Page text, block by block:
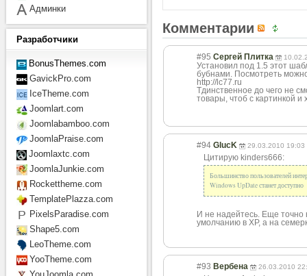
Комментарии
#95 Сергей Плитка
Установил под 1.5 этот
бубнами. Посмотреть
http://lc77.ru
Tдинственное до чего не
товары, чтоб с картинкой и
#94 GlucK 29.03.2010 19:03
Цитирую kinders666:
Большинство пользователей
Windows UpDate станет доступно
И не надейтесь. Еще точно
умолчанию в ХР, а на
#93 Вербена 26.03.2010
Админки
Разработчики
BonusThemes.com
GavickPro.com
IceTheme.com
Joomlart.com
Joomlabamboo.com
JoomlaPraise.com
Joomlaxtc.com
JoomlaJunkie.com
Rockettheme.com
TemplatePlazza.com
PixelsParadise.com
Shape5.com
LeoTheme.com
YooTheme.com